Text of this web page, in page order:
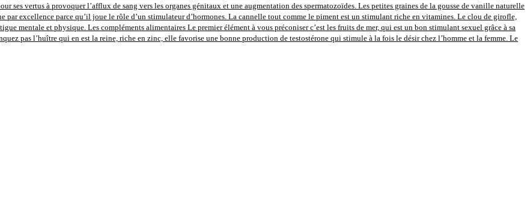
ses vertus à provoquer l’afflux de sang vers les organes génitaux et une augmentation des spermatozoïdes. Les petites graines de la gousse de vanille naturelle
par excellence parce qu’il joue le rôle d’un stimulateur d’hormones. La cannelle tout comme le piment est un stimulant riche en vitamines. Le clou de girofle,
mentale et physique. Les compléments alimentaires Le premier élément à vous préconiser c’est les fruits de mer, qui est un bon stimulant sexuel grâce à sa
pas l’huître qui en est la reine, riche en zinc, elle favorise une bonne production de testostérone qui stimule à la fois le désir chez l’homme et la femme. Le